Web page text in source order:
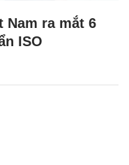
Nam ra mắt 6
ISO